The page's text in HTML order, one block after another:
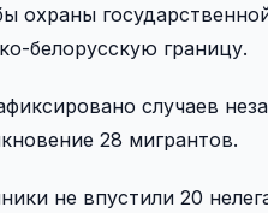
охраны
белорусскую границу.
случаев
28 мигрантов.
не впустили 20